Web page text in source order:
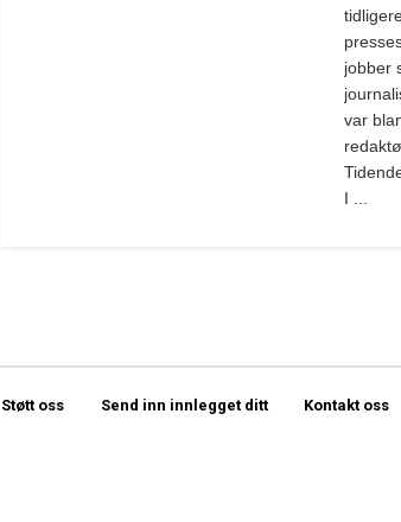
jobber
var
I ...
Støtt oss Send inn innlegget ditt Kontakt oss